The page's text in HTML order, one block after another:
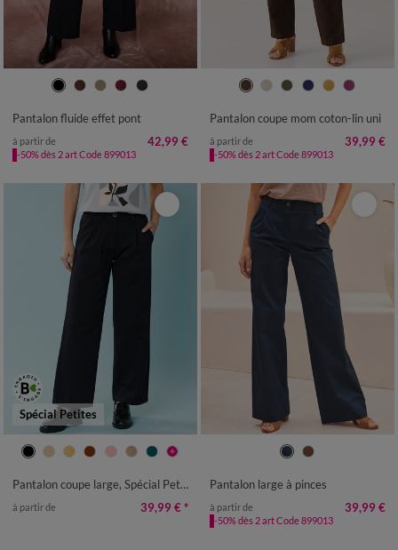
38 40 42 44 46
Pantalon fluide effet pont
à partir de 42,99 €
-50% dès 2 art Code 899013
38 40 42 44 46
Pantalon coupe mom coton-lin uni
à partir de 39,99 €
-50% dès 2 art Code 899013
Spécial Petites
34 36 38 40 42 44
46
Pantalon coupe large, Spécial Petites
à partir de 39,99 € *
40 42 44
Pantalon large à pinces
à partir de 39,99 €
-50% dès 2 art Code 899013